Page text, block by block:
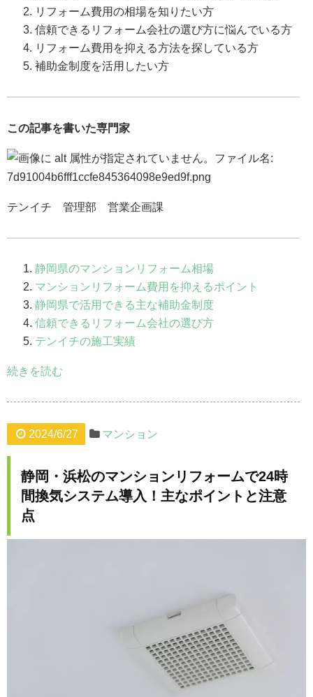
リフォーム費用の相場を知りたい方
信頼できるリフォーム会社の選び方に悩んでいる方
リフォーム費用を抑える方法を探している方
補助金制度を活用したい方
この記事を書いた専門家
テンイチ 管理部 営業企画課
静岡県のマンションリフォーム相場
マンションリフォーム費用を抑えるポイント
静岡県で活用できる主な補助金制度
信頼できるリフォーム会社の選び方
テンイチの施工実績
続きを読む
2024/6/27 マンション
静岡・浜松のマンションリフォームで24時
間換気システム導入！主なポイントと注意
点